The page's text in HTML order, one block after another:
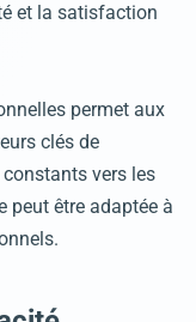
et la satisfaction
permet aux
clés de
vers les
peut être adaptée à